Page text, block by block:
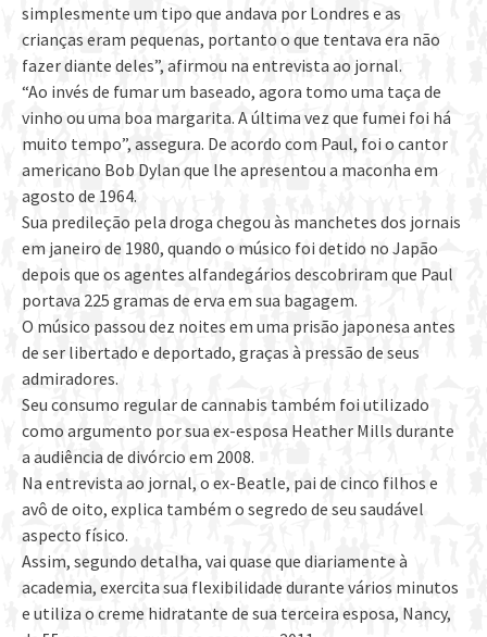
simplesmente um tipo que andava por Londres e as
crianças eram pequenas, portanto o que tentava era não
fazer diante deles”, afirmou na entrevista ao jornal.
“Ao invés de fumar um baseado, agora tomo uma taça de
vinho ou uma boa margarita. A última vez que fumei foi há
muito tempo”, assegura. De acordo com Paul, foi o cantor
americano Bob Dylan que lhe apresentou a maconha em
agosto de 1964.
Sua predileção pela droga chegou às manchetes dos jornais
em janeiro de 1980, quando o músico foi detido no Japão
depois que os agentes alfandegários descobriram que Paul
portava 225 gramas de erva em sua bagagem.
O músico passou dez noites em uma prisão japonesa antes
de ser libertado e deportado, graças à pressão de seus
admiradores.
Seu consumo regular de cannabis também foi utilizado
como argumento por sua ex-esposa Heather Mills durante
a audiência de divórcio em 2008.
Na entrevista ao jornal, o ex-Beatle, pai de cinco filhos e
avô de oito, explica também o segredo de seu saudável
aspecto físico.
Assim, segundo detalha, vai quase que diariamente à
academia, exercita sua flexibilidade durante vários minutos
e utiliza o creme hidratante de sua terceira esposa, Nancy,